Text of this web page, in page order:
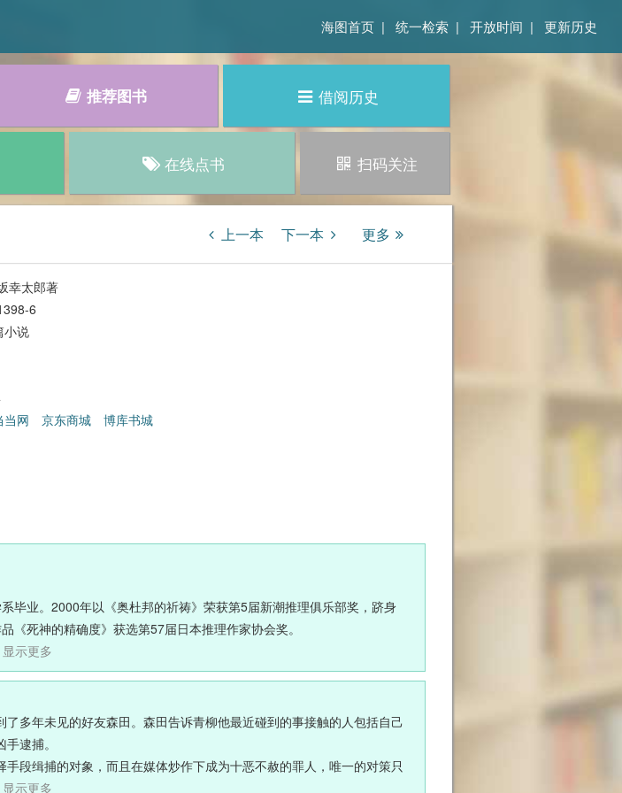
海图首页 | 统一检索 | 开放时间 | 更新历史
推荐图书 借阅历史
在线点书 扫码关注
上一本 下一本 更多
幸太郎著
6
小说
当网 京东商城 博库书城
毕业。2000年以《奥杜邦的祈祷》荣获第5届新潮推理俱乐部奖，跻身
死神的精确度》获选第57届日本推理作家协会奖。
直木奖提名但遭伊坂幸太郎婉拒，造成日本文坛一片哗然。伊坂幸太郎
。
显示更多
多年未见的好友森田。森田告诉青柳他最近碰到的事接触的人包括自己
逮捕。
段缉捕的对象，而且在媒体炒作下成为十恶不赦的罪人，唯一的对策只
显示更多